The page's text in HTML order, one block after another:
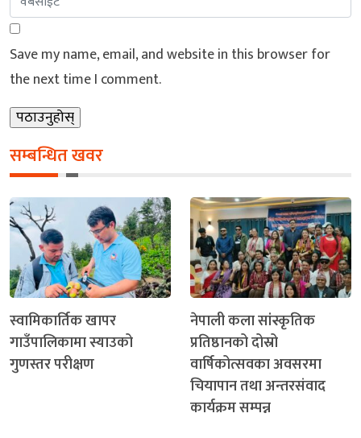
Save my name, email, and website in this browser for
the next time I comment.
सम्बन्धित खवर
स्वामिकार्तिक खापर
गाउँपालिकामा स्याउको
गुणस्तर परीक्षण
नेपाली कला सांस्कृतिक
प्रतिष्ठानको दोस्रो
वार्षिकोत्सवका अवसरमा
चियापान तथा अन्तरसंवाद
कार्यक्रम सम्पन्न